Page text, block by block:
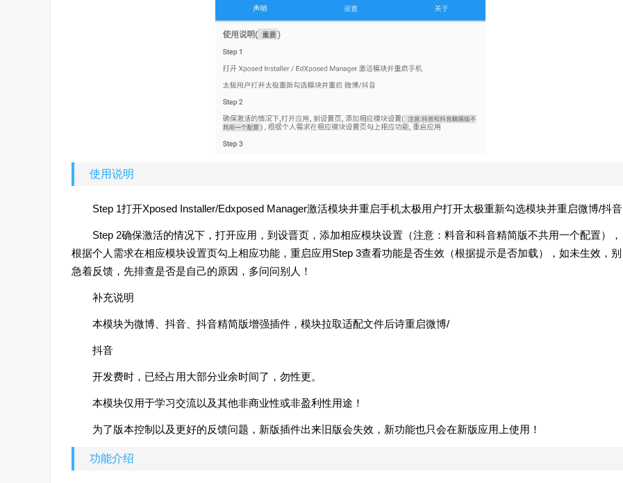
使用说明
Step 1打开Xposed Installer/Edxposed Manager激活模块井重启手机太极用户打开太极重新勾选模块并重启微博/抖音
Step 2确保激活的情况下，打开应用，到设晋页，添加相应模块设置（注意：料音和科音精简版不共用一个配置），
根据个人需求在相应模块设置页勾上相应功能，重启应用Step 3查看功能是否生效（根据提示是否加载），如未生效，别
急着反馈，先排查是否是自己的原因，多问问别人！
补充说明
本模块为微博、抖音、抖音精简版增强插件，模块拉取适配文件后诗重启微博/
抖音
开发费时，已经占用大部分业余时间了，勿性更。
本模块仅用于学习交流以及其他非商业性或非盈利性用途！
为了版本控制以及更好的反馈问题，新版插件出来旧版会失效，新功能也只会在新版应用上使用！
功能介绍